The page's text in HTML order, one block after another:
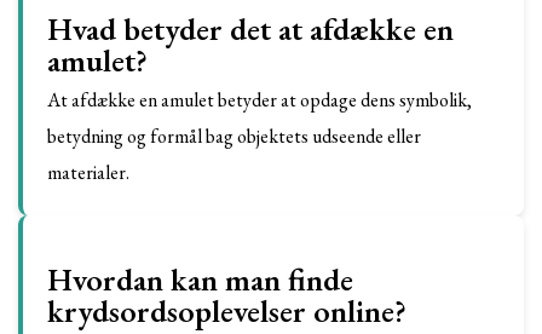
Hvad betyder det at afdække en
amulet?
At afdække en amulet betyder at opdage dens symbolik,
betydning og formål bag objektets udseende eller
materialer.
Hvordan kan man finde
krydsordsoplevelser online?